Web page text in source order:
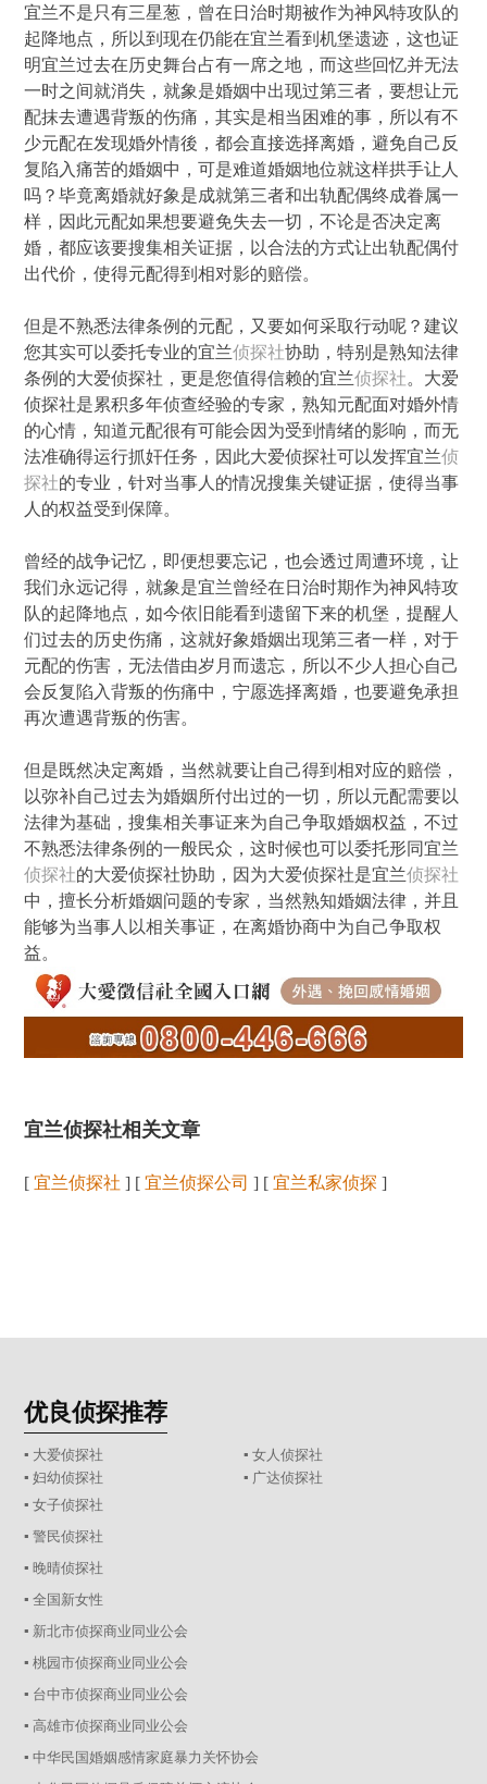
宜兰不是只有三星葱，曾在日治时期被作为神风特攻队的
起降地点，所以到现在仍能在宜兰看到机堡遗迹，这也证
明宜兰过去在历史舞台占有一席之地，而这些回忆并无法
一时之间就消失，就象是婚姻中出现过第三者，要想让元
配抹去遭遇背叛的伤痛，其实是相当困难的事，所以有不
少元配在发现婚外情後，都会直接选择离婚，避免自己反
复陷入痛苦的婚姻中，可是难道婚姻地位就这样拱手让人
吗？毕竟离婚就好象是成就第三者和出轨配偶终成眷属一
样，因此元配如果想要避免失去一切，不论是否决定离
婚，都应该要搜集相关证据，以合法的方式让出轨配偶付
出代价，使得元配得到相对影的赔偿。
但是不熟悉法律条例的元配，又要如何采取行动呢？建议
您其实可以委托专业的宜兰侦探社协助，特别是熟知法律
条例的大爱侦探社，更是您值得信赖的宜兰侦探社。大爱
侦探社是累积多年侦查经验的专家，熟知元配面对婚外情
的心情，知道元配很有可能会因为受到情绪的影响，而无
法准确得运行抓奸任务，因此大爱侦探社可以发挥宜兰侦
探社的专业，针对当事人的情况搜集关键证据，使得当事
人的权益受到保障。
曾经的战争记忆，即便想要忘记，也会透过周遭环境，让
我们永远记得，就象是宜兰曾经在日治时期作为神风特攻
队的起降地点，如今依旧能看到遗留下来的机堡，提醒人
们过去的历史伤痛，这就好象婚姻出现第三者一样，对于
元配的伤害，无法借由岁月而遗忘，所以不少人担心自己
会反复陷入背叛的伤痛中，宁愿选择离婚，也要避免承担
再次遭遇背叛的伤害。
但是既然决定离婚，当然就要让自己得到相对应的赔偿，
以弥补自己过去为婚姻所付出过的一切，所以元配需要以
法律为基础，搜集相关事证来为自己争取婚姻权益，不过
不熟悉法律条例的一般民众，这时候也可以委托形同宜兰
侦探社的大爱侦探社协助，因为大爱侦探社是宜兰侦探社
中，擅长分析婚姻问题的专家，当然熟知婚姻法律，并且
能够为当事人以相关事证，在离婚协商中为自己争取权
益。
宜兰侦探社相关文章
[宜兰侦探社 ] [宜兰侦探公司 ] [宜兰私家侦探 ]
优良侦探推荐
▪ 大爱侦探社
▪ 女人侦探社
▪ 妇幼侦探社
▪ 广达侦探社
▪ 女子侦探社
▪ 警民侦探社
▪ 晚晴侦探社
▪ 全国新女性
▪ 新北市侦探商业同业公会
▪ 桃园市侦探商业同业公会
▪ 台中市侦探商业同业公会
▪ 高雄市侦探商业同业公会
▪ 中华民国婚姻感情家庭暴力关怀协会